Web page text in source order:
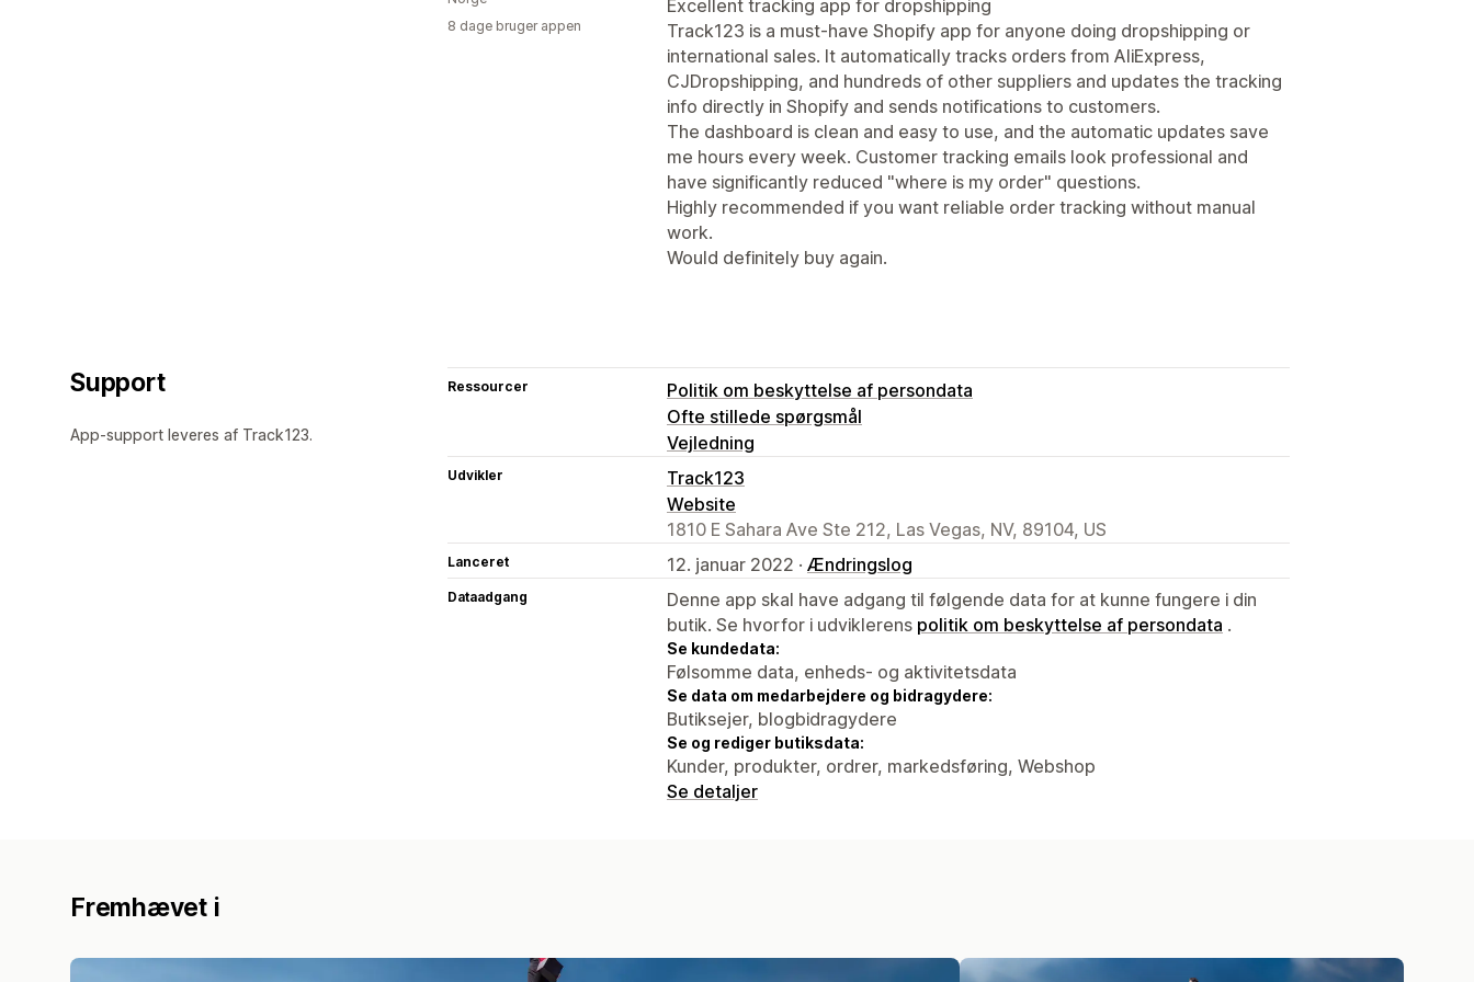
Excellent tracking app for dropshipping
Track123 is a must-have Shopify app for anyone doing dropshipping or
international sales. It automatically tracks orders from AliExpress,
CJDropshipping, and hundreds of other suppliers and updates the tracking
info directly in Shopify and sends notifications to customers.
The dashboard is clean and easy to use, and the automatic updates save
me hours every week. Customer tracking emails look professional and
have significantly reduced "where is my order" questions.
Highly recommended if you want reliable order tracking without manual
work.
Would definitely buy again.
8 dage bruger appen
Support
App-support leveres af Track123.
Ressourcer
Politik om beskyttelse af persondata
Ofte stillede spørgsmål
Vejledning
Udvikler
Track123
Website
1810 E Sahara Ave Ste 212, Las Vegas, NV, 89104, US
Lanceret 12. januar 2022 · Ændringslog
Dataadgang
Denne app skal have adgang til følgende data for at kunne fungere i din
butik. Se hvorfor i udviklerens politik om beskyttelse af persondata .
Se kundedata:
Følsomme data, enheds- og aktivitetsdata
Se data om medarbejdere og bidragydere:
Butiksejer, blogbidragydere
Se og rediger butiksdata:
Kunder, produkter, ordrer, markedsføring, Webshop
Se detaljer
Fremhævet i